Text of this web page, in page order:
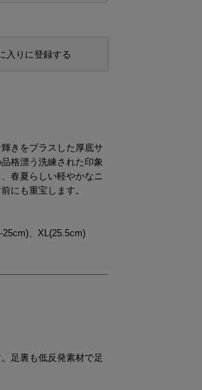
入りに登録する
きをプラスした厚底サ
格漂う洗練された印象
春夏らしい軽やかなニ
にも重宝します。
、XL(25.5cm)
足裏も低反発素材で足